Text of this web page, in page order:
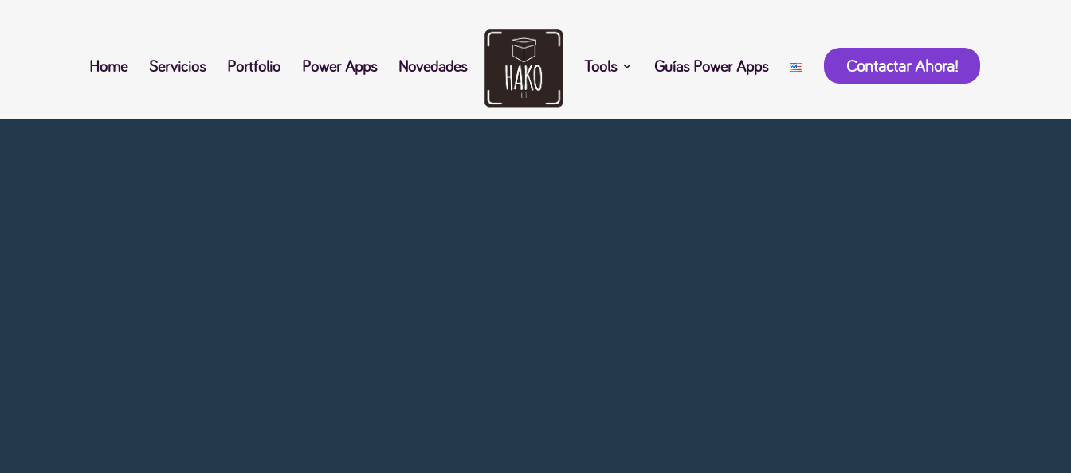
Home Servicios Portfolio Power Apps Novedades Tools Guías Power Apps Contactar Ahora!